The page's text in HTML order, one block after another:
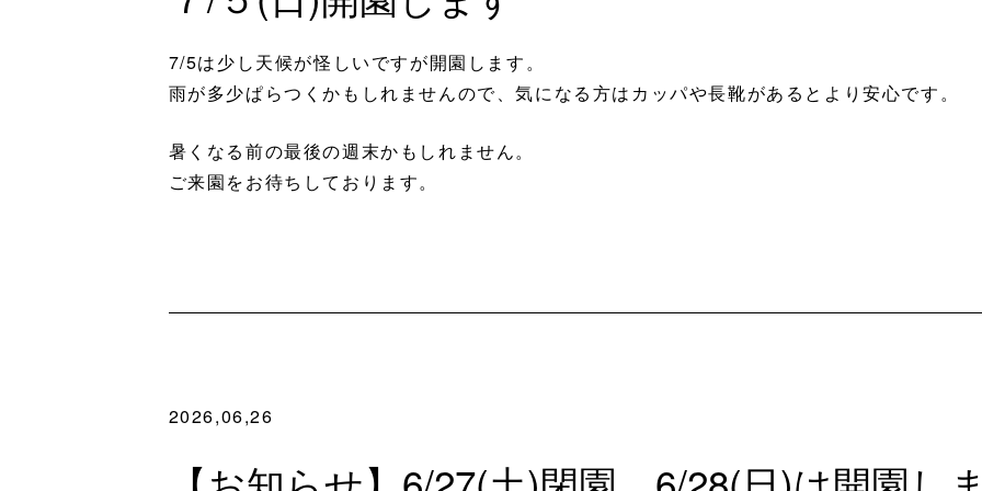
7/5は少し天候が怪しいですが開園します。
雨が多少ぱらつくかもしれませんので、気になる方はカッパや長靴があるとより安心です。
暑くなる前の最後の週末かもしれません。
ご来園をお待ちしております。
2026,06,26